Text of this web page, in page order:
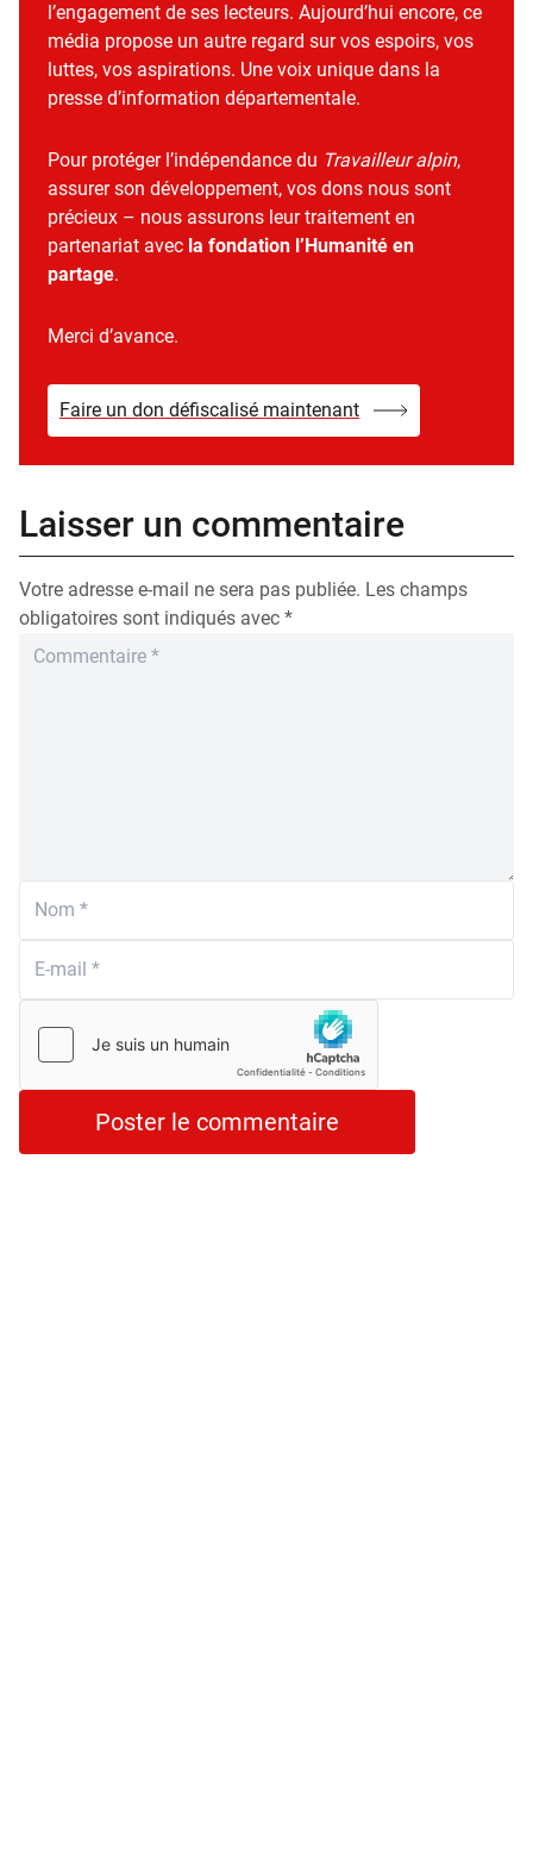
l’engagement de ses lecteurs. Aujourd’hui encore, ce
média propose un autre regard sur vos espoirs, vos
luttes, vos aspirations. Une voix unique dans la
presse d’information départementale.
Pour protéger l’indépendance du Travailleur alpin,
assurer son développement, vos dons nous sont
précieux – nous assurons leur traitement en
partenariat avec la fondation l’Humanité en
partage.
Merci d’avance.
Faire un don défiscalisé maintenant
Laisser un commentaire
Votre adresse e-mail ne sera pas publiée. Les champs
obligatoires sont indiqués avec *